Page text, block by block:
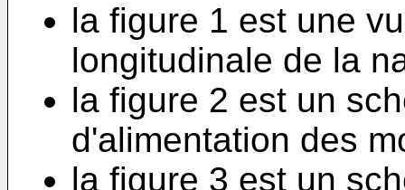
la figure 1 est une
longitudinale de la
la figure 2 est un
d'alimentation des
la figure 3 est un